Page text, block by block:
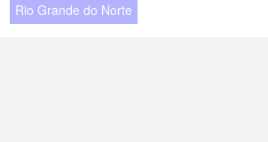
Rio Grande do Norte